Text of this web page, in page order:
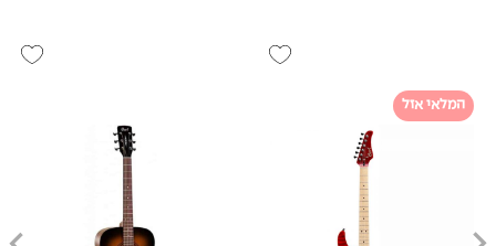
המלאי אזל